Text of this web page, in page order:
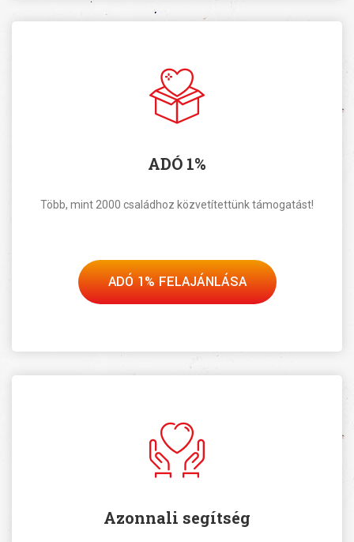
ADÓ 1%
Több, mint 2000 családhoz közvetítettünk támogatást!
ADÓ 1% FELAJÁNLÁSA
Azonnali segítség